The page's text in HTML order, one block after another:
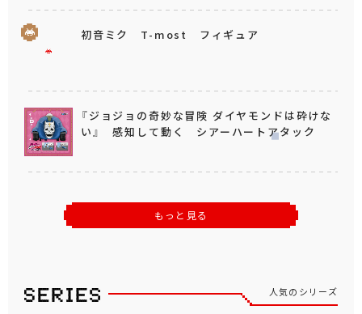
初音ミク T-most フィギュア
『ジョジョの奇妙な冒険 ダイヤモンドは砕けな
い』 感知して動く シアーハートアタック
もっと見る
人気のシリーズ